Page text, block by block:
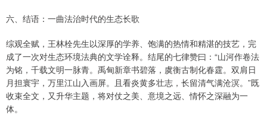
六、结语：一曲法治时代的生态长歌
综观全赋，王林栓先生以深厚的学养、饱满的热情和精湛的技艺，完
成了一次对生态环境法典的文学诠释。结尾的七律赞曰：“山河作卷法
为铭，千载文明一脉青。禹甸新章书碧落，虞衡古制化春霆。双肩日
月担寰宇，万里江山入画屏。且看炎黄多壮志，长留清气满沧溟。”既
收束全文，又升华主题，将对仗之美、意境之远、情怀之深融为一
体。